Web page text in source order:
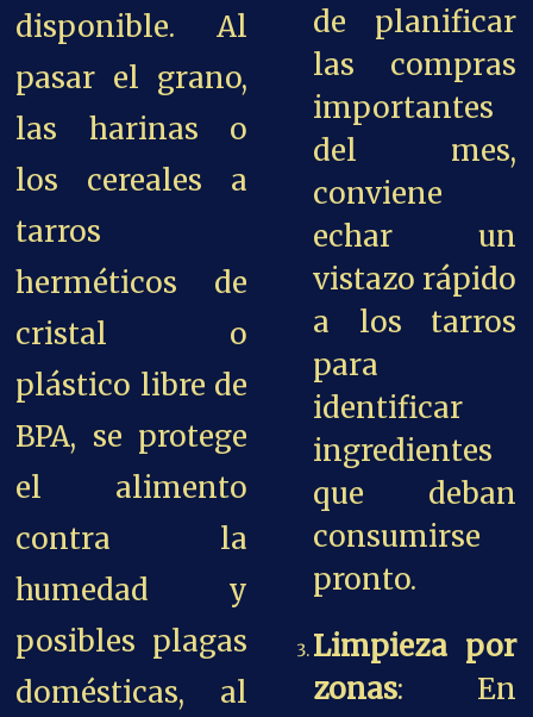
disponible. Al
pasar el grano,
las harinas o
los cereales a
tarros
herméticos de
cristal o
plástico libre de
BPA, se protege
el alimento
contra la
humedad y
posibles plagas
domésticas, al
de planificar
las compras
importantes
del mes,
conviene
echar un
vistazo rápido
a los tarros
para
identificar
ingredientes
que deban
consumirse
pronto.
Limpieza por
zonas: En